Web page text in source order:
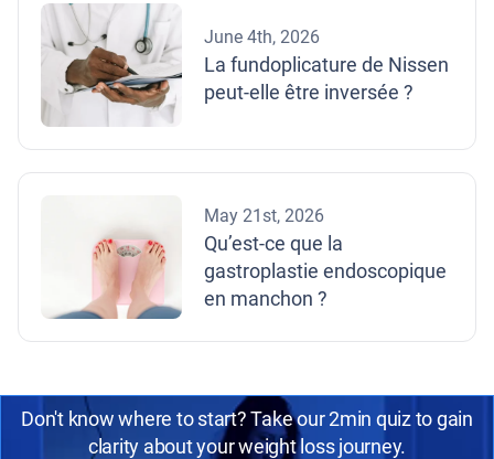
June 4th, 2026
La fundoplicature de Nissen
peut-elle être inversée ?
May 21st, 2026
Qu’est-ce que la
gastroplastie endoscopique
en manchon ?
Don't know where to start? Take our 2min quiz to gain
clarity about your weight loss journey.